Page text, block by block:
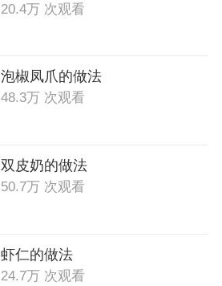
20.4万 次观看
泡椒凤爪的做法
48.3万 次观看
双皮奶的做法
50.7万 次观看
虾仁的做法
24.7万 次观看